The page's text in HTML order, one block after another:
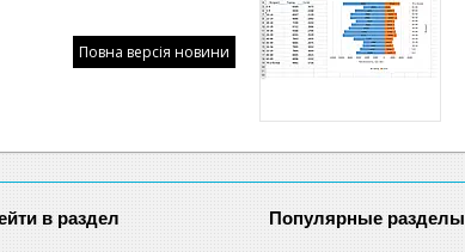
Повна версія новини
в раздел Популярные разделы